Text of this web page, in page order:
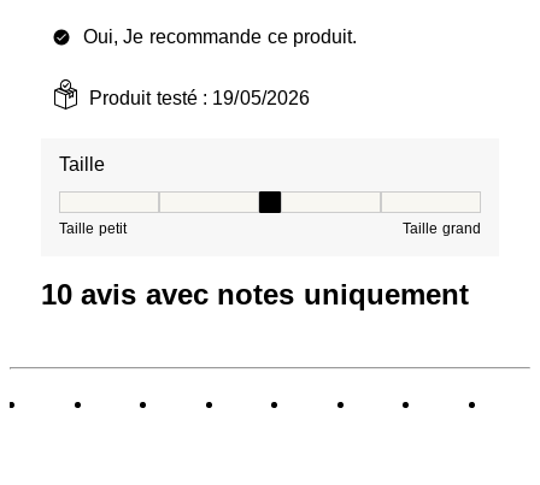
Oui, Je recommande ce produit.
Produit testé : 19/05/2026
Taille
Taille petit Taille grand
10 avis avec notes uniquement